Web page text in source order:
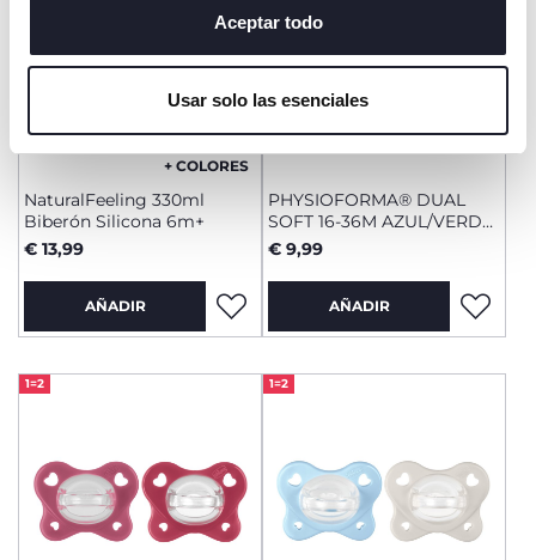
algunas cookies, haga clic en "mostrar detalles". Al
cerrar este banner, usted consiente en utilizar
servicio solicitado.
Aceptar todo
Usar solo las esenciales
+ COLORES
NaturalFeeling 330ml
Biberón Silicona 6m+
€ 13,99
AÑADIR
PHYSIOFORMA® DUAL
SOFT 16-36M AZUL/VERDE
2 UDS
€ 9,99
AÑADIR
1=2 1=2